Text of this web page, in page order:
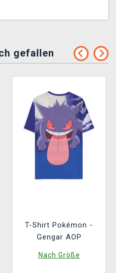
gefallen
T-Shirt Pokémon -
Gengar AOP
Nach Größe